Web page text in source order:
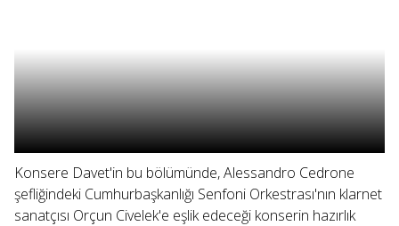
Konsere Davet'in bu bölümünde, Alessandro Cedrone
şefliğindeki Cumhurbaşkanlığı Senfoni Orkestrası'nın klarnet
sanatçısı Orçun Civelek'e eşlik edeceği konserin hazırlık